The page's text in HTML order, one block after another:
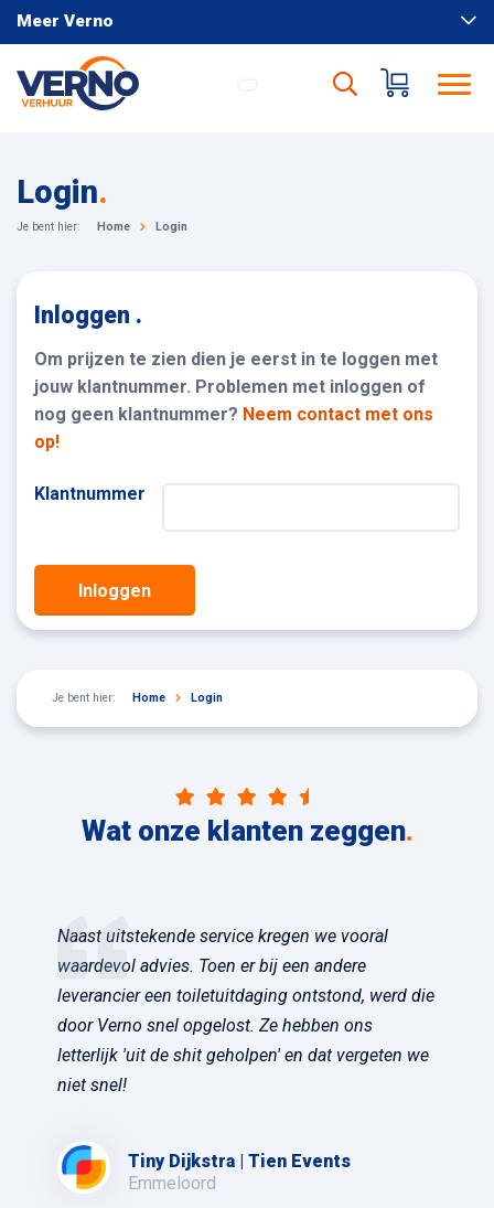
Meer Verno
Login.
Je bent hier: Home Login
Inloggen .
Om prijzen te zien dien je eerst in te loggen met
jouw klantnummer. Problemen met inloggen of
nog geen klantnummer? Neem contact met ons
op!
Klantnummer
Inloggen
Je bent hier: Home Login
Wat onze klanten zeggen.
Naast uitstekende service kregen we vooral
waardevol advies. Toen er bij een andere
leverancier een toiletuitdaging ontstond, werd die
door Verno snel opgelost. Ze hebben ons
letterlijk 'uit de shit geholpen' en dat vergeten we
niet snel!
Tiny Dijkstra | Tien Events
Emmeloord